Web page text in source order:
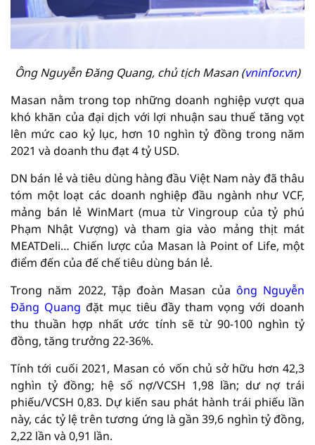
Ông Nguyễn Đăng Quang, chủ tịch Masan (vninfor.vn)
Masan nằm trong top những doanh nghiệp vượt qua
khó khăn của đại dịch với lợi nhuận sau thuế tăng vọt
lên mức cao kỷ lục, hơn 10 nghìn tỷ đồng trong năm
2021 và doanh thu đạt 4 tỷ USD.
DN bán lẻ và tiêu dùng hàng đầu Việt Nam này đã thâu
tóm một loạt các doanh nghiệp đầu ngành như VCF,
mảng bán lẻ WinMart (mua từ Vingroup của tỷ phú
Phạm Nhật Vượng) và tham gia vào mảng thịt mát
MEATDeli… Chiến lược của Masan là Point of Life, một
điểm đến của đế chế tiêu dùng bán lẻ.
Trong năm 2022, Tập đoàn Masan của ông Nguyễn
Đăng Quang đặt mục tiêu đầy tham vọng với doanh
thu thuần hợp nhất ước tính sẽ từ 90-100 nghìn tỷ
đồng, tăng trưởng 22-36%.
Tính tới cuối 2021, Masan có vốn chủ sở hữu hơn 42,3
nghìn tỷ đồng; hệ số nợ/VCSH 1,98 lần; dư nợ trái
phiếu/VCSH 0,83. Dự kiến sau phát hành trái phiếu lần
này, các tỷ lệ trên tương ứng là gần 39,6 nghìn tỷ đồng,
2,22 lần và 0,91 lần.